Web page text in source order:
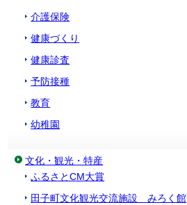
介護保険
健康づくり
健康診査
予防接種
教育
幼稚園
文化・観光・特産
ふるさとCM大賞
田子町文化観光交流施設 みろく館